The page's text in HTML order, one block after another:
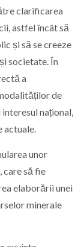
clarificarea
astfel încât să
și să se creeze
societate. În
a
de
național,
unor
care să fie
elaborării unei
minerale